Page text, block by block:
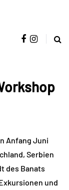
Anfang Juni
Serbien
des Banats
und